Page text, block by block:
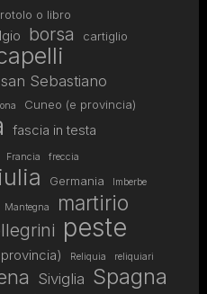
o libro
borsa cartiglio
Sebastiano
Cuneo (e provincia)
fascia in testa
Francia freccia
Germania Imberbe
Mantegna martirio
peste
Reliquia reliquiari
Siviglia Spagna